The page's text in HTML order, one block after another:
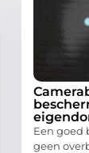
Een goed
geen